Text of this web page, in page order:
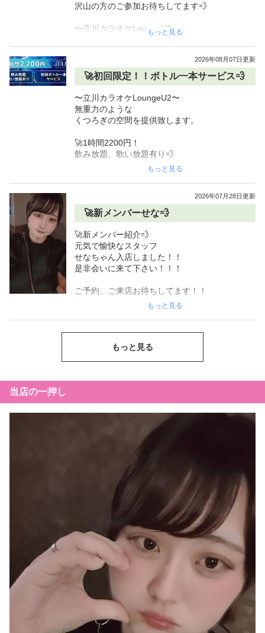
沢山の方のご参加お待ちしてます💨
〜立川カラオケLoungeU2〜
🚀1時間2200円💨
飲み放題、歌い放題有り！！
🚀初回ご来店のお客様限定💨
焼酎ボトルorウィスキーボトルor瓶ビール一本サ
皆様のご来店心よりお待ち申し上げます！！！
経験不問！各種バック！！面接時含め交通費一
部支給！！！
※日払い可、雑費徴収無し、紹介報奨金有り
※強制ビラ配り、ノルマやペナルティなどは一
切ございませ
社員さん（週休2日25万円以上+手当）
ドライバーさん（日給3000円＋手当）も同時募
※要普通免許
ママ1人の小さいお店です
TEL:090-3719-0501
MAIL:info@lounge-u2.com
HP:https://lounge-u2.com/
もっと見る
2026年08月07日更新
🚀初回限定！！ボトル一本サービス💨
〜立川カラオケLoungeU2〜
無重力のような
くつろぎの空間を提供致します。
🚀1時間2200円！
飲み放題、歌い放題有り💨
皆様のご来店心よりお待ち申し上げます！！！
🚀スタッフ募集中💨
時給1800円以上
部支給！！！
※日払い可、雑費徴収無し、紹介報奨金有り
※強制ビラ配り、ノルマやペナルティなどは一
切ございませ
集。
ママ1人の小さいお店です
🚀お問い合わせはこちらまで↓
MAIL:info@lounge-u2.com
LINE: 220pwloq
HP:https://lounge-u2.com/
立川で、ちょっと特別な夜を。
やカラオケをお楽しみください。
Lounge U2は、立川駅から徒歩5分のラウンジ・
スナック・カラオケパブ・カラオケバーです。
仕事帰りに一杯、仲間とカラオケ、特別な夜の
ご利用まで。
もっと見る
2026年07月28日更新
🚀新メンバーせな💨
🚀新メンバー紹介💨
元気で愉快なスタッフ
せなちゃん入店しました！！
是非会いに来て下さい！！！
ご予約、ご来店お待ちしてます！！
くつろぎの空間を提供致します。
焼酎ボトルorウィスキーボトルor瓶ビール一本サ
ービス！！！
皆様のご来店心よりお待ち申し上げます！！！
🚀スタッフ募集中💨
時給1800円以上
経験不問！各種バック！！面接時含め交通費一
※日払い可、雑費徴収無し、紹介報奨金有り
※強制ビラ配り、ノルマやペナルティなどは一
切ございませ
社員さん（週休2日25万円以上+手当）
ドライバーさん（日給3000円＋手当）も同時募
集。
※要普通免許
もっと見る
もっと見る
当店の一押し